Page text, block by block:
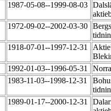
1987-05-08--1999-08-03
1972-09-02--2002-03-30
1918-07-01--1997-12-31
1992-01-03--1996-05-31
1983-11-03--1998-12-31
1989-01-17--2000-12-31